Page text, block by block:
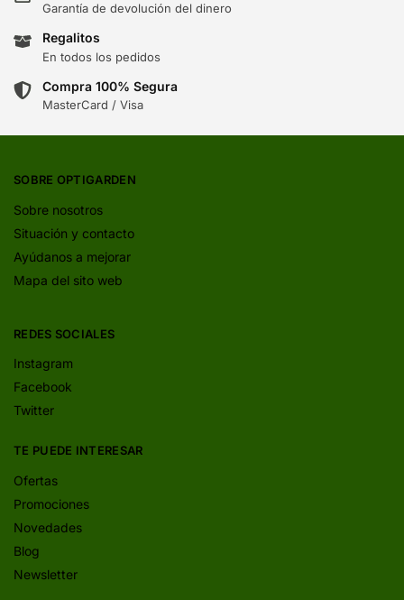
Garantía de devolución del dinero
Regalitos
En todos los pedidos
Compra 100% Segura
MasterCard / Visa
SOBRE OPTIGARDEN
Sobre nosotros
Situación y contacto
Ayúdanos a mejorar
Mapa del sito web
REDES SOCIALES
Instagram
Facebook
Twitter
TE PUEDE INTERESAR
Ofertas
Promociones
Novedades
Blog
Newsletter